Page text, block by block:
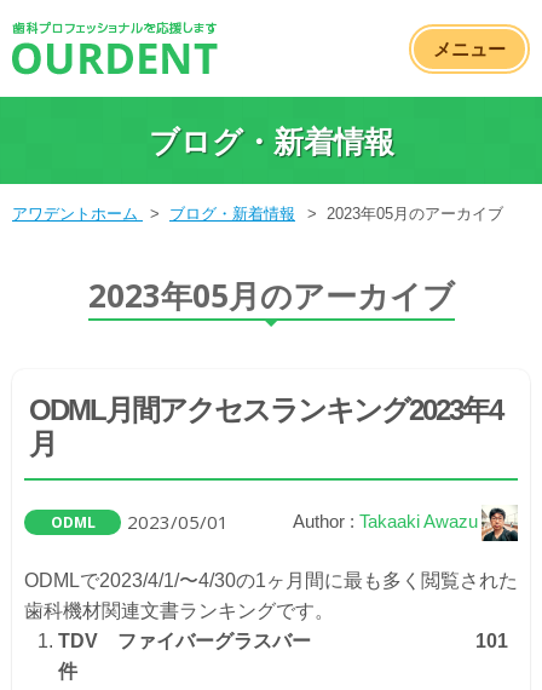
メニュー
ブログ・新着情報
アワデントホーム > ブログ・新着情報 > 2023年05月のアーカイブ
2023年05月のアーカイブ
ODML月間アクセスランキング2023年4
月
ODML 2023/05/01 Author : Takaaki Awazu
ODMLで2023/4/1/〜4/30の1ヶ月間に最も多く閲覧された
歯科機材関連文書ランキングです。
TDV ファイバーグラスバー 101
件